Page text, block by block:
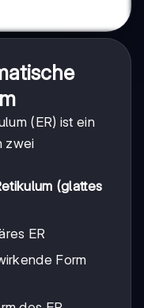
(ER) ist ein
zwei
(glattes
ER
Form